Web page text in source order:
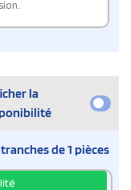
la
de 1 pièces